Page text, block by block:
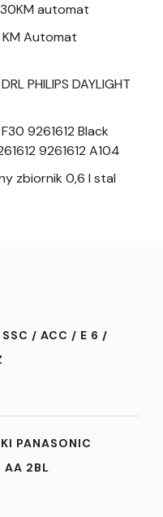
automat
KM Automat
PHILIPS DAYLIGHT
9261612 Black
9261612 A104
zbiornik 0,6 l stal
/ ACC / E 6 /
PANASONIC
AA 2BL